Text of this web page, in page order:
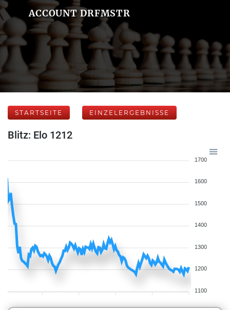
ACCOUNT DRFMSTR
STARTSEITE EINZELERGEBNISSE
Blitz: Elo 1212
1700
1600
1500
1400
1300
1200
1100